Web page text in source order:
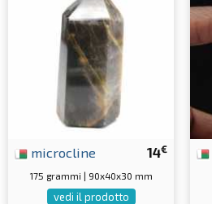
14€
microcline
175 grammi | 90x40x30 mm
vedi il prodotto